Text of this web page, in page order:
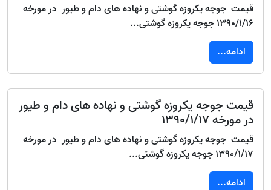
قیمت جوجه یکروزه گوشتی و نهاده های دام و طیور در مورخه
1390/1/16 جوجه یکروزه گوشتی...
ادامه...
قیمت جوجه یکروزه گوشتی و نهاده های دام و طیور
در مورخه 1390/1/17
قیمت جوجه یکروزه گوشتی و نهاده های دام و طیور در مورخه
1390/1/17 جوجه یکروزه گوشتی...
ادامه...